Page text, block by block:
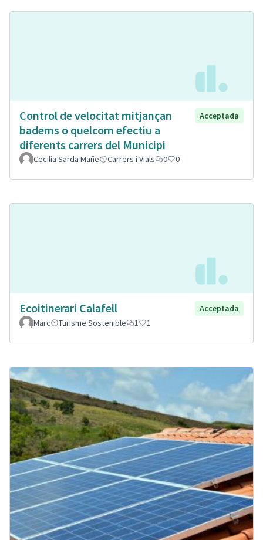
Control de velocitat mitjançan
badems o quelcom efectiu a
diferents carrers del Municipi
Acceptada
Cecilia Sarda Mañe Carrers i Vials 0 0
Ecoitinerari Calafell
Acceptada
Marc
Turisme Sostenible 1 1